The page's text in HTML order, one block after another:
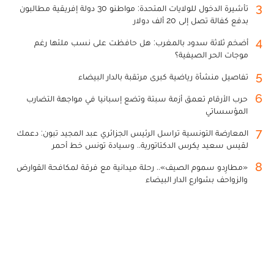
3
تأشيرة الدخول للولايات المتحدة: مواطنو 30 دولة إفريقية مطالبون
بدفع كفالة تصل إلى 20 ألف دولار
4
أضخم ثلاثة سدود بالمغرب: هل حافظت على نسب ملئها رغم
موجات الحر الصيفية؟
5 تفاصيل منشأة رياضية كبرى مرتقبة بالدار البيضاء
6
حرب الأرقام تعمق أزمة سبتة وتضع إسبانيا في مواجهة التضارب
المؤسساتي
7
المعارضة التونسية تراسل الرئيس الجزائري عبد المجيد تبون: دعمك
لقيس سعيد يكرس الدكتاتورية.. وسيادة تونس خط أحمر
8
«مطارِدو سموم الصيف».. رحلة ميدانية مع فرقة لمكافحة القوارض
والزواحف بشوارع الدار البيضاء